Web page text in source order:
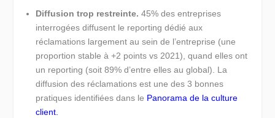
Diffusion trop restreinte. 45% des entreprises
interrogées diffusent le reporting dédié aux
réclamations largement au sein de l’entreprise (une
proportion stable à +2 points vs 2021), quand elles ont
un reporting (soit 89% d’entre elles au global). La
diffusion des réclamations est une des 3 bonnes
pratiques identifiées dans le Panorama de la culture
client.